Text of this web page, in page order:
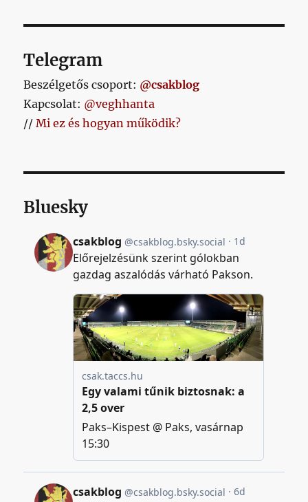
Telegram
Beszélgetős csoport: @csakblog
Kapcsolat: @veghhanta
//Mi ez és hogyan működik?
Bluesky